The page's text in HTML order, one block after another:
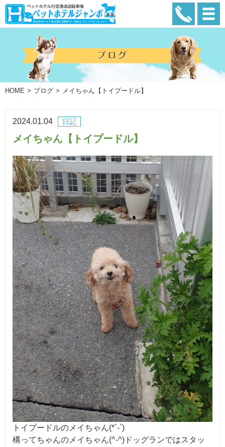
HOME ブログ メイちゃん【トイプードル】
日記
2024.01.04
メイちゃん【トイプードル】
トイプードルのメイちゃん(*´-`)
構ってちゃんのメイちゃん(^-^)ドッグランではスタッ